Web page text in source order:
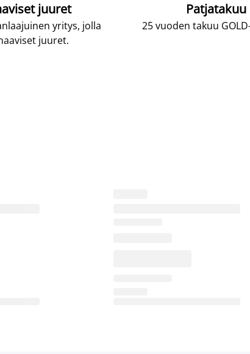
juuret
yritys, jolla
juuret.
Patjatakuu
25 vuoden takuu